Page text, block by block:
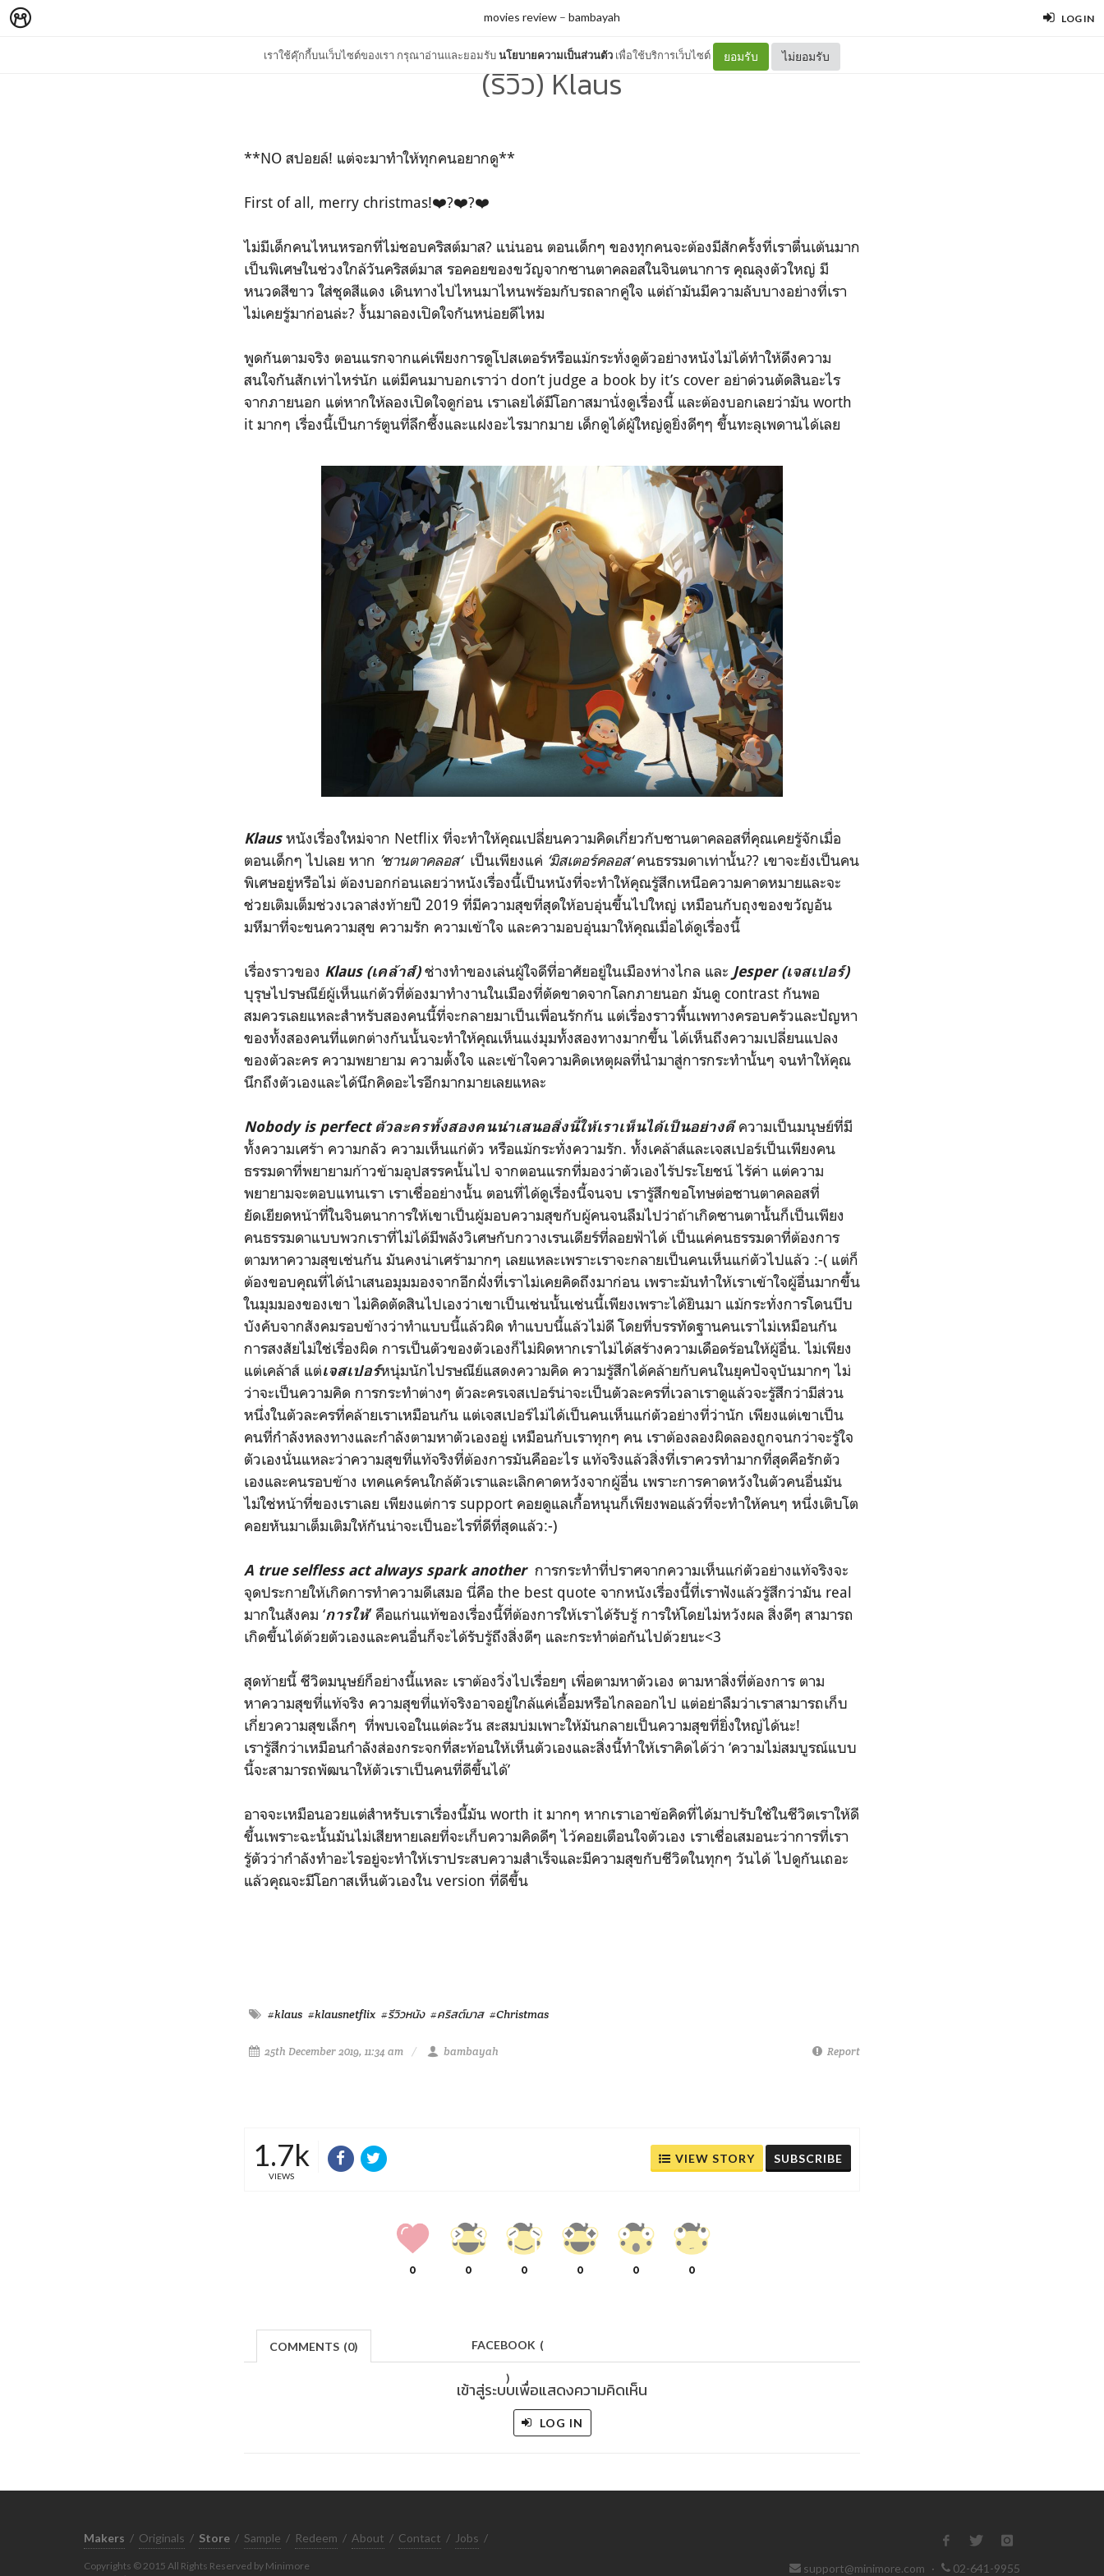
LOG IN
เราใช้คุ๊กกี้บนเว็บไซต์ของเรา กรุณาอ่านและยอมรับนโยบายความเป็นส่วนตัว เพื่อใช้บริการเว็บไซต์ ยอมรับ ไม่ยอมรับ
movies review – bambayah
(รีวิว) Klaus
**NO สปอยล์! แต่จะมาทำให้ทุกคนอยากดู**
First of all, merry christmas!❤️?❤️?❤️
ไม่มีเด็กคนไหนหรอกที่ไม่ชอบคริสต์มาส? แน่นอน ตอนเด็กๆ ของทุกคนจะต้องมีสักครั้งที่เราตื่นเต้นมาก
เป็นพิเศษในช่วงใกล้วันคริสต์มาส รอคอยของขวัญจากซานตาคลอสในจินตนาการ คุณลุงตัวใหญ่ มี
หนวดสีขาว ใส่ชุดสีแดง เดินทางไปไหนมาไหนพร้อมกับรถลากคู่ใจ แต่ถ้ามันมีความลับบางอย่างที่เรา
ไม่เคยรู้มาก่อนล่ะ? งั้นมาลองเปิดใจกันหน่อยดีไหม
พูดกันตามจริง ตอนแรกจากแค่เพียงการดูโปสเตอร์หรือแม้กระทั่งดูตัวอย่างหนังไม่ได้ทำให้ดึงความ
สนใจกันสักเท่าไหร่นัก แต่มีคนมาบอกเราว่า don’t judge a book by it’s cover อย่าด่วนตัดสินอะไร
จากภายนอก แต่หากให้ลองเปิดใจดูก่อน เราเลยได้มีโอกาสมานั่งดูเรื่องนี้ และต้องบอกเลยว่ามัน worth
it มากๆ เรื่องนี้เป็นการ์ตูนที่ลึกซึ้งและแฝงอะไรมากมาย เด็กดูได้ผู้ใหญ่ดูยิ่งดีๆๆ ขึ้นทะลุเพดานได้เลย
Klausหนังเรื่องใหม่จาก Netflix ที่จะทำให้คุณเปลี่ยนความคิดเกี่ยวกับซานตาคลอสที่คุณเคยรู้จักเมื่อ
ตอนเด็กๆ ไปเลย หาก ’ซานตาคลอส‘เป็นเพียงแค่ ‘มิสเตอร์คลอส‘คนธรรมดาเท่านั้น?? เขาจะยังเป็นคน
พิเศษอยู่หรือไม่ ต้องบอกก่อนเลยว่าหนังเรื่องนี้เป็นหนังที่จะทำให้คุณรู้สึกเหนือความคาดหมายและจะ
ช่วยเติมเต็มช่วงเวลาส่งท้ายปี 2019 ที่มีความสุขที่สุดให้อบอุ่นขึ้นไปใหญ่ เหมือนกับถุงของขวัญอัน
มหึมาที่จะขนความสุข ความรัก ความเข้าใจ และความอบอุ่นมาให้คุณเมื่อได้ดูเรื่องนี้
เรื่องราวของ Klaus (เคล้าส์)ช่างทำของเล่นผู้ใจดีที่อาศัยอยู่ในเมืองห่างไกล และ Jesper (เจสเปอร์)
บุรุษไปรษณีย์ผู้เห็นแก่ตัวที่ต้องมาทำงานในเมืองที่ตัดขาดจากโลกภายนอก มันดู contrast กันพอ
สมควรเลยแหละสำหรับสองคนนี้ที่จะกลายมาเป็นเพื่อนรักกัน แต่เรื่องราวพื้นเพทางครอบครัวและปัญหา
ของทั้งสองคนที่แตกต่างกันนั้นจะทำให้คุณเห็นแง่มุมทั้งสองทางมากขึ้น ได้เห็นถึงความเปลี่ยนแปลง
ของตัวละคร ความพยายาม ความตั้งใจ และเข้าใจความคิดเหตุผลที่นำมาสู่การกระทำนั้นๆ จนทำให้คุณ
นึกถึงตัวเองและได้นึกคิดอะไรอีกมากมายเลยแหละ
Nobody is perfect ตัวละครทั้งสองคนนำเสนอสิ่งนี้ให้เราเห็นได้เป็นอย่างดีความเป็นมนุษย์ที่มี
ทั้งความเศร้า ความกลัว ความเห็นแก่ตัว หรือแม้กระทั่งความรัก. ทั้งเคล้าส์และเจสเปอร์เป็นเพียงคน
ธรรมดาที่พยายามก้าวข้ามอุปสรรคนั้นไป จากตอนแรกที่มองว่าตัวเองไร้ประโยชน์ ไร้ค่า แต่ความ
พยายามจะตอบแทนเรา เราเชื่ออย่างนั้น ตอนที่ได้ดูเรื่องนี้จนจบ เรารู้สึกขอโทษต่อซานตาคลอสที่
ยัดเยียดหน้าที่ในจินตนาการให้เขาเป็นผู้มอบความสุขกับผู้คนจนลืมไปว่าถ้าเกิดซานตานั้นก็เป็นเพียง
คนธรรมดาแบบพวกเราที่ไม่ได้มีพลังวิเศษกับกวางเรนเดียร์ที่ลอยฟ้าได้ เป็นแค่คนธรรมดาที่ต้องการ
ตามหาความสุขเช่นกัน มันคงน่าเศร้ามากๆ เลยแหละเพราะเราจะกลายเป็นคนเห็นแก่ตัวไปแล้ว :-( แต่ก็
ต้องขอบคุณที่ได้นำเสนอมุมมองจากอีกฝั่งที่เราไม่เคยคิดถึงมาก่อน เพราะมันทำให้เราเข้าใจผู้อื่นมากขึ้น
ในมุมมองของเขา ไม่คิดตัดสินไปเองว่าเขาเป็นเช่นนั้นเช่นนี้เพียงเพราะได้ยินมา แม้กระทั่งการโดนบีบ
บังคับจากสังคมรอบข้างว่าทำแบบนี้แล้วผิด ทำแบบนี้แล้วไม่ดี โดยที่บรรทัดฐานคนเราไม่เหมือนกัน
การสงสัยไม่ใช่เรื่องผิด การเป็นตัวของตัวเองก็ไม่ผิดหากเราไม่ได้สร้างความเดือดร้อนให้ผู้อื่น.ไม่เพียง
แต่เคล้าส์ แต่เจสเปอร์หนุ่มนักไปรษณีย์แสดงความคิด ความรู้สึกได้คล้ายกับคนในยุคปัจจุบันมากๆ ไม่
ว่าจะเป็นความคิด การกระทำต่างๆ ตัวละครเจสเปอร์น่าจะเป็นตัวละครที่เวลาเราดูแล้วจะรู้สึกว่ามีส่วน
หนึ่งในตัวละครที่คล้ายเราเหมือนกัน แต่เจสเปอร์ไม่ได้เป็นคนเห็นแก่ตัวอย่างที่ว่านัก เพียงแต่เขาเป็น
คนที่กำลังหลงทางและกำลังตามหาตัวเองอยู่ เหมือนกับเราทุกๆ คน เราต้องลองผิดลองถูกจนกว่าจะรู้ใจ
ตัวเองนั่นแหละว่าความสุขที่แท้จริงที่ต้องการมันคืออะไร แท้จริงแล้วสิ่งที่เราควรทำมากที่สุดคือรักตัว
เองและคนรอบข้าง เทคแคร์คนใกล้ตัวเราและเลิกคาดหวังจากผู้อื่น เพราะการคาดหวังในตัวคนอื่นมัน
ไม่ใช่หน้าที่ของเราเลย เพียงแต่การ support คอยดูแลเกื้อหนุนก็เพียงพอแล้วที่จะทำให้คนๆ หนึ่งเติบโต
คอยหันมาเต็มเติมให้กันน่าจะเป็นอะไรที่ดีที่สุดแล้ว:-)
A true selfless act always spark another การกระทำที่ปราศจากความเห็นแก่ตัวอย่างแท้จริงจะ
จุดประกายให้เกิดการทำความดีเสมอ นี่คือ the best quote จากหนังเรื่องนี้ที่เราฟังแล้วรู้สึกว่ามัน real
มากในสังคม ‘การให้’ คือแก่นแท้ของเรื่องนี้ที่ต้องการให้เราได้รับรู้ การให้โดยไม่หวังผล สิ่งดีๆ สามารถ
เกิดขึ้นได้ด้วยตัวเองและคนอื่นก็จะได้รับรู้ถึงสิ่งดีๆ และกระทำต่อกันไปด้วยนะ<3
สุดท้ายนี้ ชีวิตมนุษย์ก็อย่างนี้แหละ เราต้องวิ่งไปเรื่อยๆ เพื่อตามหาตัวเอง ตามหาสิ่งที่ต้องการ ตาม
หาความสุขที่แท้จริง ความสุขที่แท้จริงอาจอยู่ใกล้แค่เอื้อมหรือไกลออกไป แต่อย่าลืมว่าเราสามารถเก็บ
เกี่ยวความสุขเล็กๆ ที่พบเจอในแต่ละวัน สะสมบ่มเพาะให้มันกลายเป็นความสุขที่ยิ่งใหญ่ได้นะ!
เรารู้สึกว่าเหมือนกำลังส่องกระจกที่สะท้อนให้เห็นตัวเองและสิ่งนี้ทำให้เราคิดได้ว่า ‘ความไม่สมบูรณ์แบบ
นี้จะสามารถพัฒนาให้ตัวเราเป็นคนที่ดีขึ้นได้’
อาจจะเหมือนอวยแต่สำหรับเราเรื่องนี้มัน worth it มากๆ หากเราเอาข้อคิดที่ได้มาปรับใช้ในชีวิตเราให้ดี
ขึ้นเพราะฉะนั้นมันไม่เสียหายเลยที่จะเก็บความคิดดีๆ ไว้คอยเตือนใจตัวเอง เราเชื่อเสมอนะว่าการที่เรา
รู้ตัวว่ากำลังทำอะไรอยู่จะทำให้เราประสบความสำเร็จและมีความสุขกับชีวิตในทุกๆ วันได้ ไปดูกันเถอะ
แล้วคุณจะมีโอกาสเห็นตัวเองใน version ที่ดีขึ้น
#klaus #klausnetflix #รีวิวหนัง #คริสต์มาส #Christmas
25th December 2019, 11:34 am bambayah Report
1.7k
VIEWS
VIEW STORY SUBSCRIBE
0 0 0 0 0 0
COMMENTS (0) FACEBOOK (
)
เข้าสู่ระบบเพื่อแสดงความคิดเห็น
LOG IN
Makers / Originals / Store / Sample / Redeem / About / Contact / Jobs /
Copyrights © 2015 All Rights Reserved by Minimore support@minimore.com · 02-641-9955